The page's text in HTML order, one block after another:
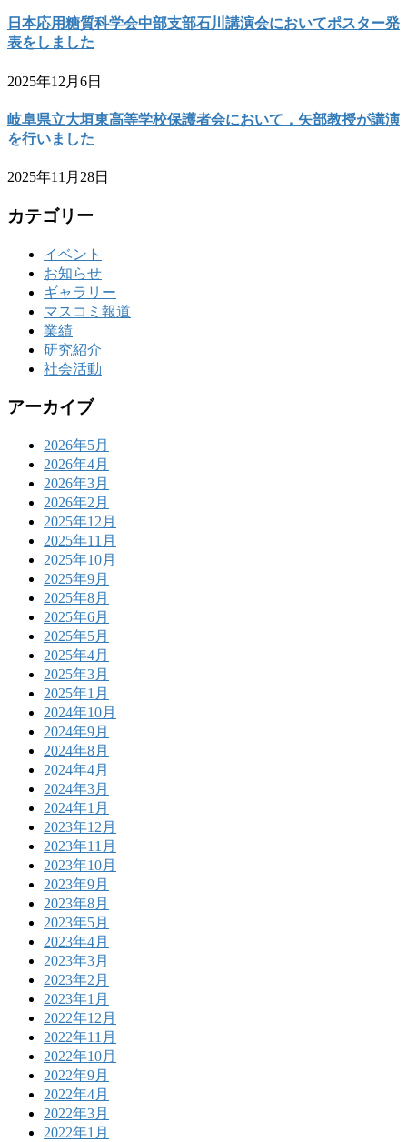
日本応用糖質科学会中部支部石川講演会においてポスター発
表をしました
2025年12月6日
岐阜県立大垣東高等学校保護者会において，矢部教授が講演
を行いました
2025年11月28日
カテゴリー
イベント
お知らせ
ギャラリー
マスコミ報道
業績
研究紹介
社会活動
アーカイブ
2026年5月
2026年4月
2026年3月
2026年2月
2025年12月
2025年11月
2025年10月
2025年9月
2025年8月
2025年6月
2025年5月
2025年4月
2025年3月
2025年1月
2024年10月
2024年9月
2024年8月
2024年4月
2024年3月
2024年1月
2023年12月
2023年11月
2023年10月
2023年9月
2023年8月
2023年5月
2023年4月
2023年3月
2023年2月
2023年1月
2022年12月
2022年11月
2022年10月
2022年9月
2022年4月
2022年3月
2022年1月